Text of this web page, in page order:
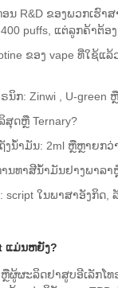
ນ R&D ຂອງພວກເຮົາ
puffs, ແຕ່ລູກຄ້າຕ້
ຂອງ vape ທີ່​ໃຊ້​ແລ້
ນິກ: Zinwi , U-green
ສຸດຫຼື Ternary?
ງນ້ໍາມັນ: 2ml ຫຼືຫຼາຍກວ່
ນທາສີນ້ໍາມັນຢາງພາລາ
script ໃນພາສາອັງກິດ,
ແມ່ນຫຍັງ?
ຜູ້ຜະລິດຢາສູບອີເລັກໂທ